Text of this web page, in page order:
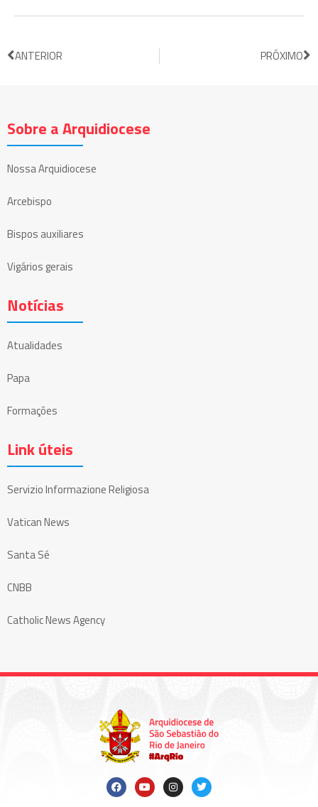
ANTERIOR PRÓXIMO
Sobre a Arquidiocese
Nossa Arquidiocese
Arcebispo
Bispos auxiliares
Vigários gerais
Notícias
Atualidades
Papa
Formações
Link úteis
Servizio Informazione Religiosa
Vatican News
Santa Sé
CNBB
Catholic News Agency